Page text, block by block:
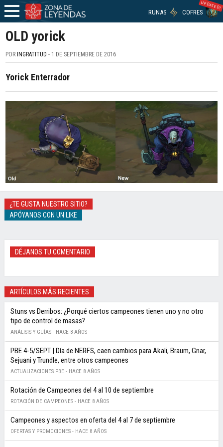
RUNAS COFRES
UPDATED!
OLD yorick
POR INGRATITUD - 1 DE SEPTIEMBRE DE 2016
Yorick Enterrador
¿TE GUSTA NUESTRO SITIO?
APÓYANOS CON UN LIKE
DÉJANOS TU COMENTARIO
ARTÍCULOS MÁS RECIENTES
Stuns vs Derribos: ¿Porqué ciertos campeones tienen uno y no otro
tipo de control de masas?
ANÁLISIS Y GUÍAS - HACE 8 AÑOS
PBE 4-5/SEPT | Día de NERFS, caen cambios para Akali, Braum, Gnar,
Sejuani y Trundle, entre otros campeones
ACTUALIZACIONES PBE - HACE 8 AÑOS
Rotación de Campeones del 4 al 10 de septiembre
ROTACIÓN DE CAMPEONES - HACE 8 AÑOS
Campeones y aspectos en oferta del 4 al 7 de septiembre
OFERTAS Y PROMOCIONES - HACE 8 AÑOS